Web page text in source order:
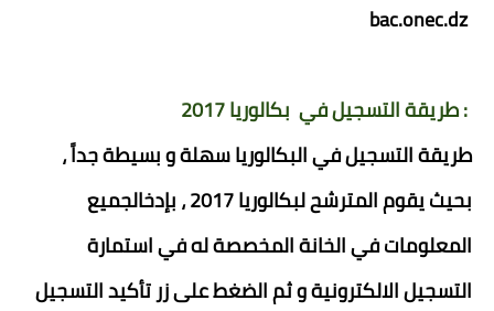
bac.onec.dz
طريقة التسجيل في بكالوريا 2017 :
طريقة التسجيل في البكالوريا سهلة و بسيطة جداً ،
بحيث يقوم المترشح لبكالوريا 2017 ، بإدخالجميع
المعلومات في الخانة المخصصة له في استمارة
التسجيل الالكترونية و ثم الضغط على زر تأكيد التسجيل